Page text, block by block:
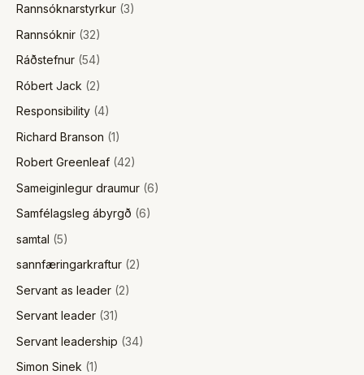
Rannsóknarstyrkur (3)
Rannsóknir (32)
Ráðstefnur (54)
Róbert Jack (2)
Responsibility (4)
Richard Branson (1)
Robert Greenleaf (42)
Sameiginlegur draumur (6)
Samfélagsleg ábyrgð (6)
samtal (5)
sannfæringarkraftur (2)
Servant as leader (2)
Servant leader (31)
Servant leadership (34)
Simon Sinek (1)